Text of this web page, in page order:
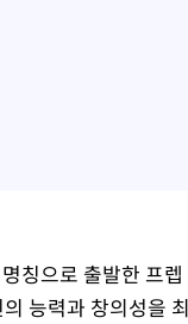
칭으로 출발한 프
능력과 창의성을